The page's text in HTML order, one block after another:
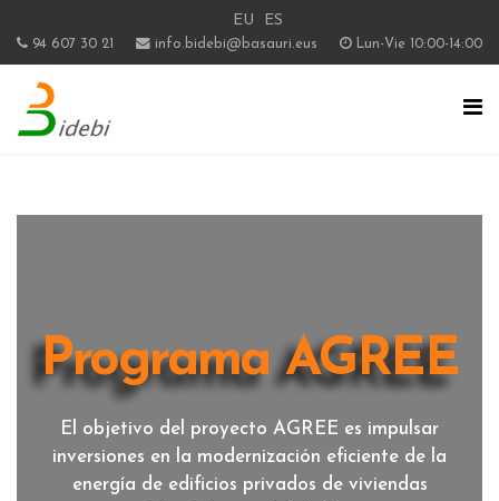
EU ES
94 607 30 21 info.bidebi@basauri.eus Lun-Vie 10:00-14:00
Programa AGREE
El objetivo del proyecto AGREE es impulsar
inversiones en la modernización eficiente de la
energía de edificios privados de viviendas